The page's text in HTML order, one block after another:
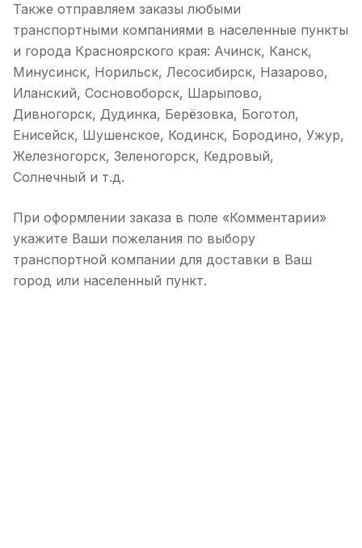
Также отправляем заказы любыми
транспортными компаниями в населенные пункты
и города Красноярского края: Ачинск, Канск,
Минусинск, Норильск, Лесосибирск, Назарово,
Иланский, Сосновоборск, Шарыпово,
Дивногорск, Дудинка, Берёзовка, Боготол,
Енисейск, Шушенское, Кодинск, Бородино, Ужур,
Железногорск, Зеленогорск, Кедровый,
Солнечный и т.д.
При оформлении заказа в поле «Комментарии»
укажите Ваши пожелания по выбору
транспортной компании для доставки в Ваш
город или населенный пункт.